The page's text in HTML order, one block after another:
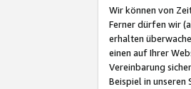
Wir können von
Ferner dürfen wir
erhalten
einen auf Ihrer
Vereinbarung
Beispiel in